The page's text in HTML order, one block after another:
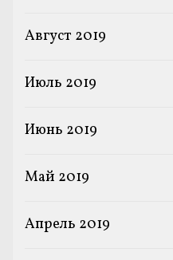
Август 2019
Июль 2019
Июнь 2019
Май 2019
Апрель 2019